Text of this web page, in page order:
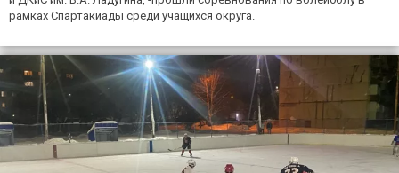
рамках Спартакиады среди учащихся округа.